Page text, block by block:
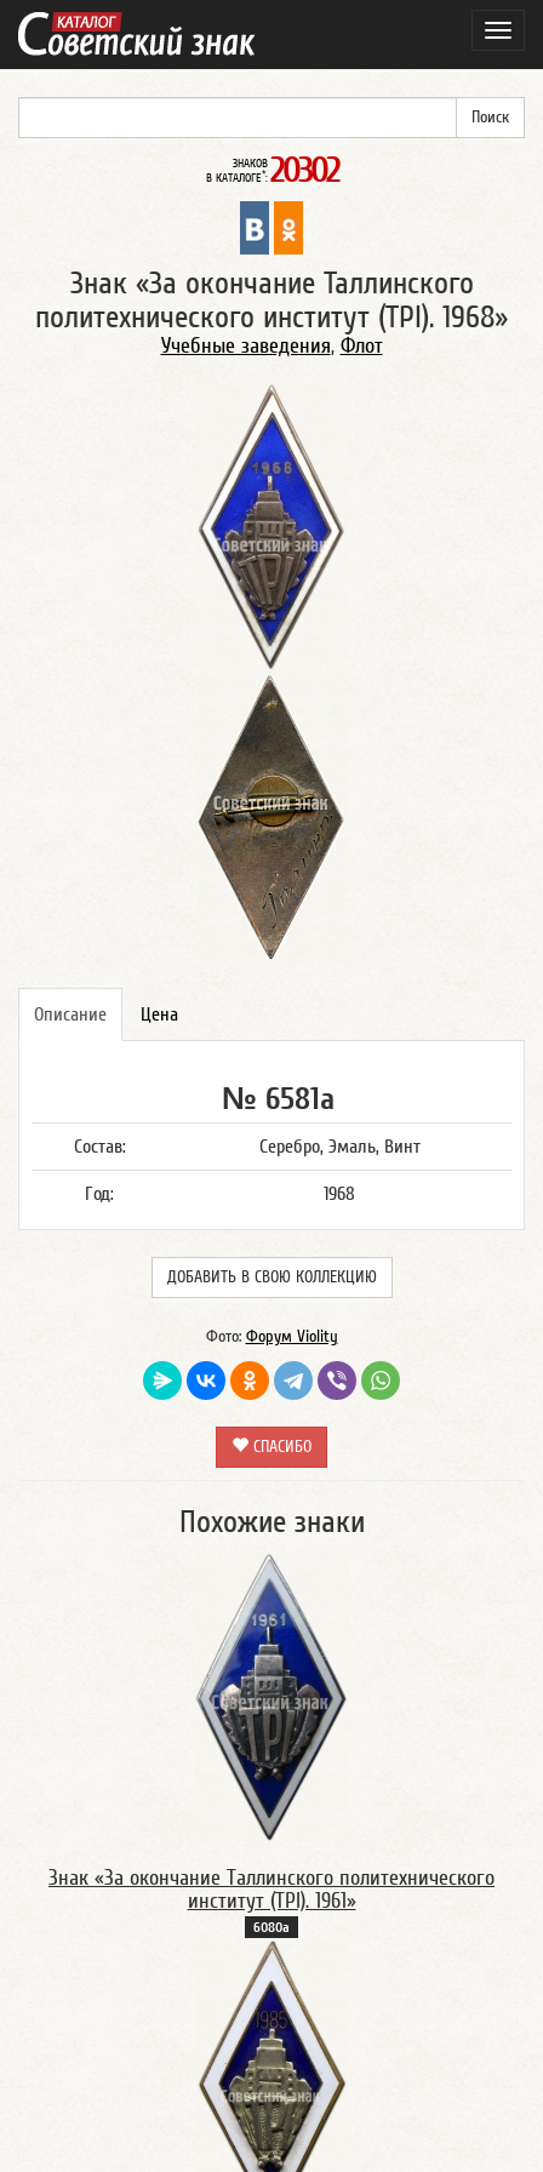
ЗНАКОВ
В КАТАЛОГЕ*: 20302
Знак «За окончание Таллинского
политехнического институт (TPI). 1968»
Учебные заведения, Флот
Описание Цена
№ 6581а
Состав: Серебро, Эмаль, Винт
Год: 1968
ДОБАВИТЬ В СВОЮ КОЛЛЕКЦИЮ
Фото: Форум Violity
СПАСИБО
Похожие знаки
Знак «За окончание Таллинского политехнического
институт (TPI). 1961»
6080а